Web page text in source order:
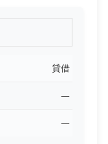
貸借
―
―